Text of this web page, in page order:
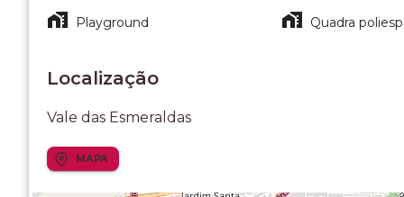
Playground Quadra
Localização
Vale das Esmeraldas
MAPA